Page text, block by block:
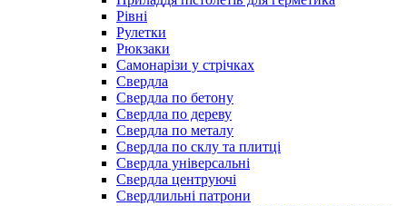
Рівні
Рулетки
Рюкзаки
Самонарізи у стрічках
Свердла
Свердла по бетону
Свердла по дереву
Свердла по металу
Свердла по склу та плитці
Свердла універсальні
Свердла центруючі
Свердлильні патрони